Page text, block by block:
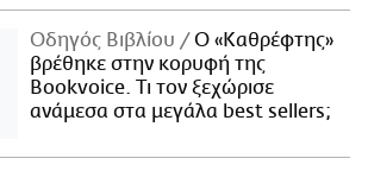
Οδηγός Βιβλίου
Ο «Καθρέφτης»
βρέθηκε στην κορυφή της
Bookvoice. Τι τον ξεχώρισε
ανάμεσα στα μεγάλα best sellers;